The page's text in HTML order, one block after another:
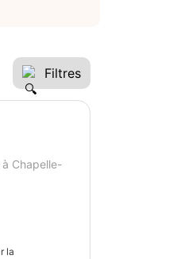
Filtres
Chapelle-
la